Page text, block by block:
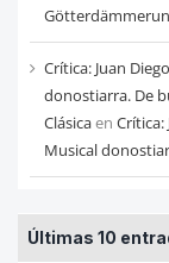
Crítica: Juan
donostiarra. De
Clásicaen Crítica:
Musical
Últimas 10